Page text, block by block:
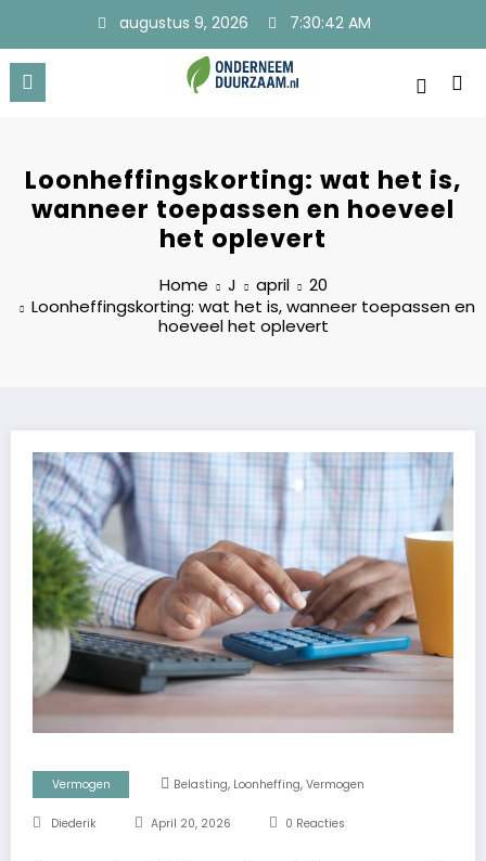
de
inhoud
augustus 9, 2026 7:30:42 AM
Loonheffingskorting: wat het is,
wanneer toepassen en hoeveel
het oplevert
Home J april
20
Loonheffingskorting: wat het is, wanneer toepassen en
hoeveel het oplevert
Vermogen Belasting, Loonheffing, Vermogen
Diederik April 20, 2026 0 Reacties